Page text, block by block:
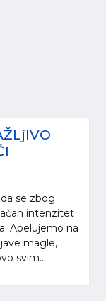
se zbog
intenzitet
Apelujemo na
magle,
svim...